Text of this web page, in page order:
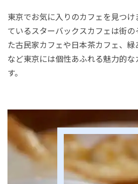
東京でお気に入りのカフェを見つけ
ているスターバックスカフェは街
た古民家カフェや日本茶カフェ、
など東京には個性あふれる魅力的な
す。